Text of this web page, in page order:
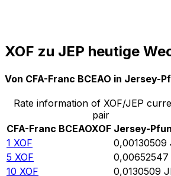
XOF zu JEP heutige
Von CFA-Franc BCEAO in Jersey-
Rate information of XOF/JEP
pair
CFA-Franc BCEAOXOF Jersey-
1 XOF 0,00130509
5 XOF 0,00652547
10 XOF 0,0130509